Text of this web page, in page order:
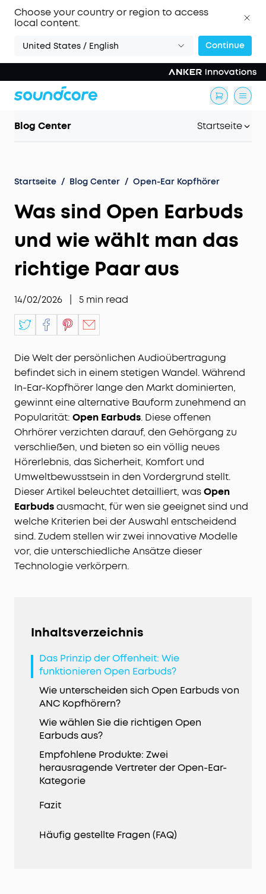
Choose your country or region to access
local content.
United States / English Continue
Blog Center Startseite
Startseite / Blog Center / Open-Ear Kopfhörer
Was sind Open Earbuds
und wie wählt man das
richtige Paar aus
14/02/2026 5 min read
Die Welt der persönlichen Audioübertragung
befindet sich in einem stetigen Wandel. Während
In-Ear-Kopfhörer lange den Markt dominierten,
gewinnt eine alternative Bauform zunehmend an
Popularität: Open Earbuds. Diese offenen
Ohrhörer verzichten darauf, den Gehörgang zu
verschließen, und bieten so ein völlig neues
Hörerlebnis, das Sicherheit, Komfort und
Umweltbewusstsein in den Vordergrund stellt.
Dieser Artikel beleuchtet detailliert, wasOpen
Earbudsausmacht, für wen sie geeignet sind und
welche Kriterien bei der Auswahl entscheidend
sind. Zudem stellen wir zwei innovative Modelle
vor, die unterschiedliche Ansätze dieser
Technologie verkörpern.
Inhaltsverzeichnis
Das Prinzip der Offenheit: Wie
funktionieren Open Earbuds?
Wie unterscheiden sich Open Earbuds von
ANC Kopfhörern?
Wie wählen Sie die richtigen Open
Earbuds aus?
Empfohlene Produkte: Zwei
herausragende Vertreter der Open-Ear-
Kategorie
Fazit
Häufig gestellte Fragen (FAQ)